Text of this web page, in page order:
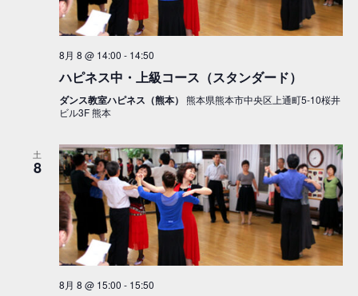
8月 8 @ 14:00 - 14:50
ハピネス中・上級コース（スタンダード）
ダンス教室ハピネス（熊本） 熊本県熊本市中央区上通町5-10桜井
ビル3F 熊本
土
8
8月 8 @ 15:00 - 15:50